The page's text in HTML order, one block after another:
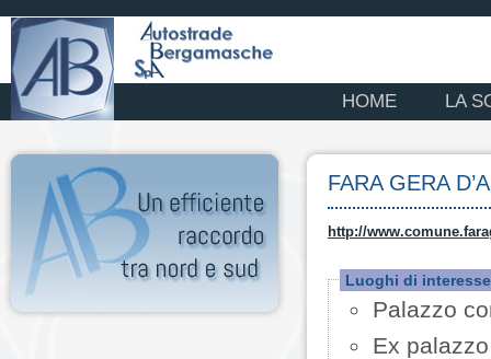
HOME LA
FARA GERA
http://
Luoghi di interesse
Palazzo
Ex